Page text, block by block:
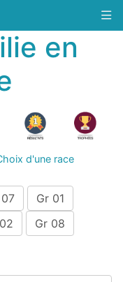
en
d'une race
Gr 01
Gr 08